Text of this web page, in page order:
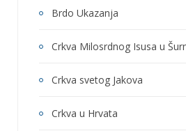
Brdo Ukazanja
Crkva Milosrdnog Isusa u
Crkva svetog Jakova
Crkva u Hrvata